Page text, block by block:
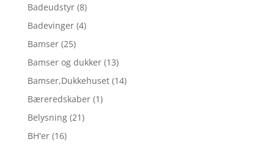
Badeudstyr (8)
Badevinger (4)
Bamser (25)
Bamser og dukker (13)
Bamser,Dukkehuset (14)
Bæreredskaber (1)
Belysning (21)
BH'er (16)